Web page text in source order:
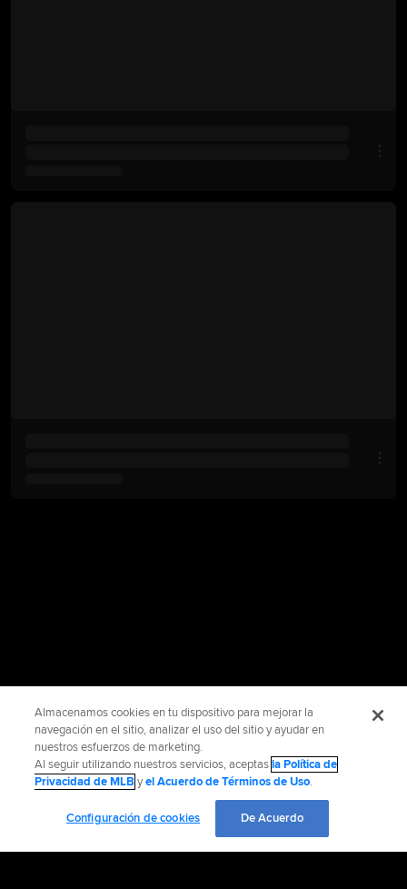
Almacenamos cookies en tu dispositivo para mejorar la
navegación en el sitio, analizar el uso del sitio y ayudar en
nuestros esfuerzos de marketing.
Al seguir utilizando nuestros servicios, aceptasla Política de
Privacidad de MLB yel Acuerdo de Términos de Uso.
Configuración de cookies De Acuerdo